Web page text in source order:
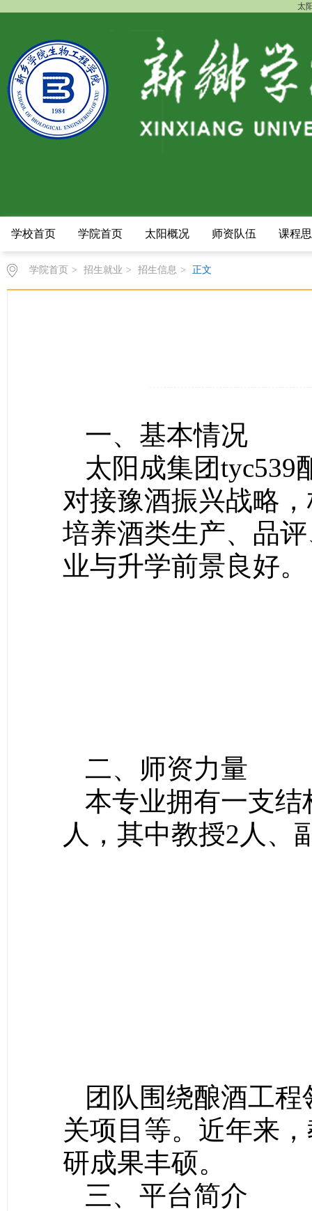
太
学校首页 学院首页 太阳概况 师资队伍 课程
学院首页 > 招生就业 > 招生信息 > 正文
一、基本情况
太阳成集团tyc539
对接豫酒振兴战略
培养酒类生产、品
业与升学前景良好。
二、师资力量
本专业拥有一支
人，其中教授2人、
团队围绕酿酒工
关项目等。近年来
研成果丰硕。
三、平台简介